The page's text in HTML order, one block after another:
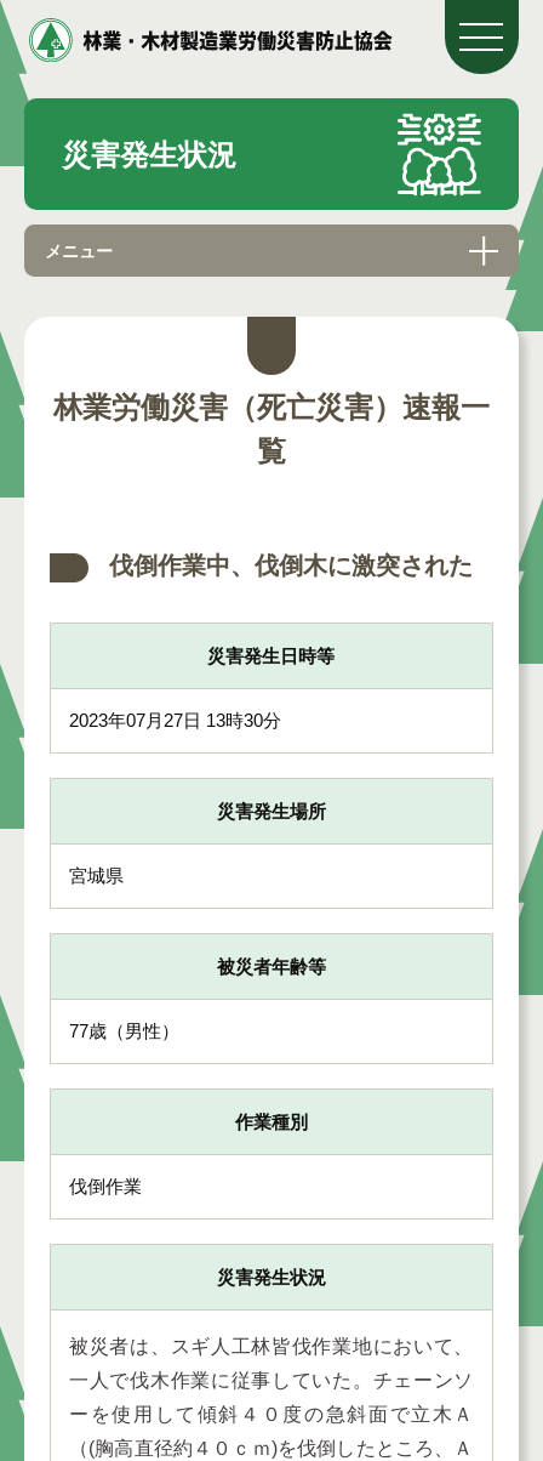
災害発生状況
メニュー
林業労働災害（死亡災害）速報一
覧
伐倒作業中、伐倒木に激突された
災害発生日時等
2023年07月27日 13時30分
災害発生場所
宮城県
被災者年齢等
77歳（男性）
作業種別
伐倒作業
災害発生状況
被災者は、スギ人工林皆伐作業地において、
一人で伐木作業に従事していた。チェーンソ
ーを使用して傾斜４０度の急斜面で立木Ａ
（(胸高直径約４０ｃｍ)を伐倒したところ、Ａ